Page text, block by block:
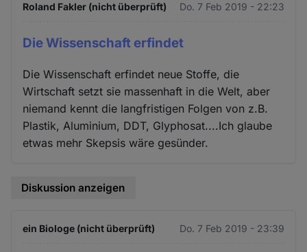
Roland Fakler (nicht überprüft) Do. 7 Feb 2019 - 22:23
Die Wissenschaft erfindet
Die Wissenschaft erfindet neue Stoffe, die
Wirtschaft setzt sie massenhaft in die Welt, aber
niemand kennt die langfristigen Folgen von z.B.
Plastik, Aluminium, DDT, Glyphosat....Ich glaube
etwas mehr Skepsis wäre gesünder.
Diskussion anzeigen
ein Biologe (nicht überprüft) Do. 7 Feb 2019 - 23:39